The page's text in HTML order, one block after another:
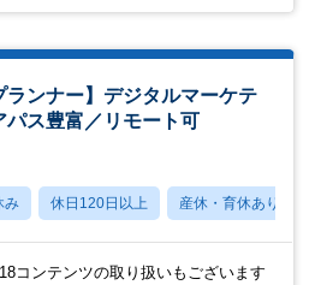
ランナー】デジタルマーケテ
パス豊富／リモート可
み 休日120日以上 産休・育休あり
コンテンツの取り扱いもございます